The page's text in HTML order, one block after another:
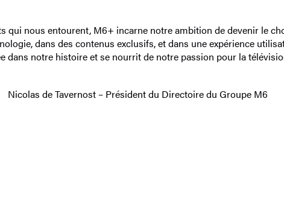
qui nous entourent, M6+ incarne notre ambition de devenir le
dans des contenus exclusifs, et dans une expérience
dans notre histoire et se nourrit de notre passion pour la
Nicolas de Tavernost – Président du Directoire du Groupe M6